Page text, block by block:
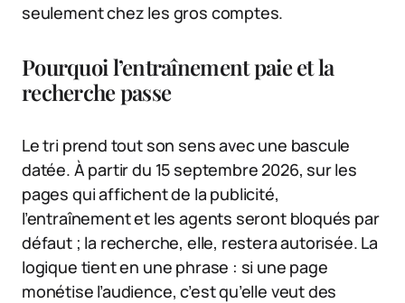
seulement chez les gros comptes.
Pourquoi l’entraînement paie et la
recherche passe
Le tri prend tout son sens avec une bascule
datée. À partir du 15 septembre 2026, sur les
pages qui affichent de la publicité,
l’entraînement et les agents seront bloqués par
défaut ; la recherche, elle, restera autorisée. La
logique tient en une phrase : si une page
monétise l’audience, c’est qu’elle veut des